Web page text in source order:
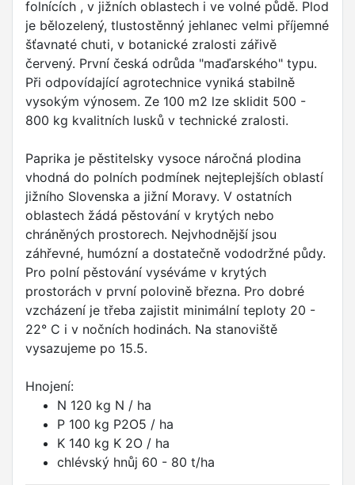
folnících , v jižních oblastech i ve volné půdě. Plod
je bělozelený, tlustostěnný jehlanec velmi příjemné
šťavnaté chuti, v botanické zralosti zářivě
červený. První česká odrůda "maďarského" typu.
Při odpovídající agrotechnice vyniká stabilně
vysokým výnosem. Ze 100 m2 lze sklidit 500 -
800 kg kvalitních lusků v technické zralosti.
Paprika je pěstitelsky vysoce náročná plodina
vhodná do polních podmínek nejteplejších oblastí
jižního Slovenska a jižní Moravy. V ostatních
oblastech žádá pěstování v krytých nebo
chráněných prostorech. Nejvhodnější jsou
záhřevné, humózní a dostatečně vododržné půdy.
Pro polní pěstování vyséváme v krytých
prostorách v první polovině března. Pro dobré
vzcházení je třeba zajistit minimální teploty 20 -
22° C i v nočních hodinách. Na stanoviště
vysazujeme po 15.5.
Hnojení:
N 120 kg N / ha
P 100 kg P2O5 / ha
K 140 kg K 2O / ha
chlévský hnůj 60 - 80 t/ha